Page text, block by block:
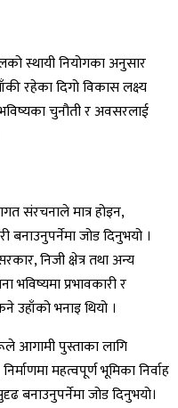
स्थायी नियोगका अनुसार
रहेका दिगो विकास लक्ष्य
चुनौती र अवसरलाई
संरचनाले मात्र होइन,
बनाउनुपर्नेमा जोड दिनुभयो ।
निजी क्षेत्र तथा अन्य
भविष्यमा प्रभावकारी र
उहाँको भनाइ थियो ।
आगामी पुस्ताका लागि
महत्वपूर्ण भूमिका निर्वाह
बनाउनुपर्नेमा जोड दिनुभयो।